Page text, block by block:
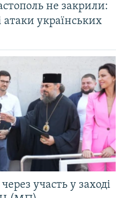
не закрили:
українських
участь у заході